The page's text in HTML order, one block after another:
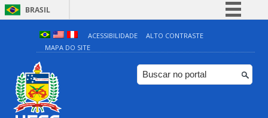
BRASIL
Simplifique!
Comunica BR
Participe
ACESSIBILIDADE
ALTO CONTRASTE
MAPA DO SITE